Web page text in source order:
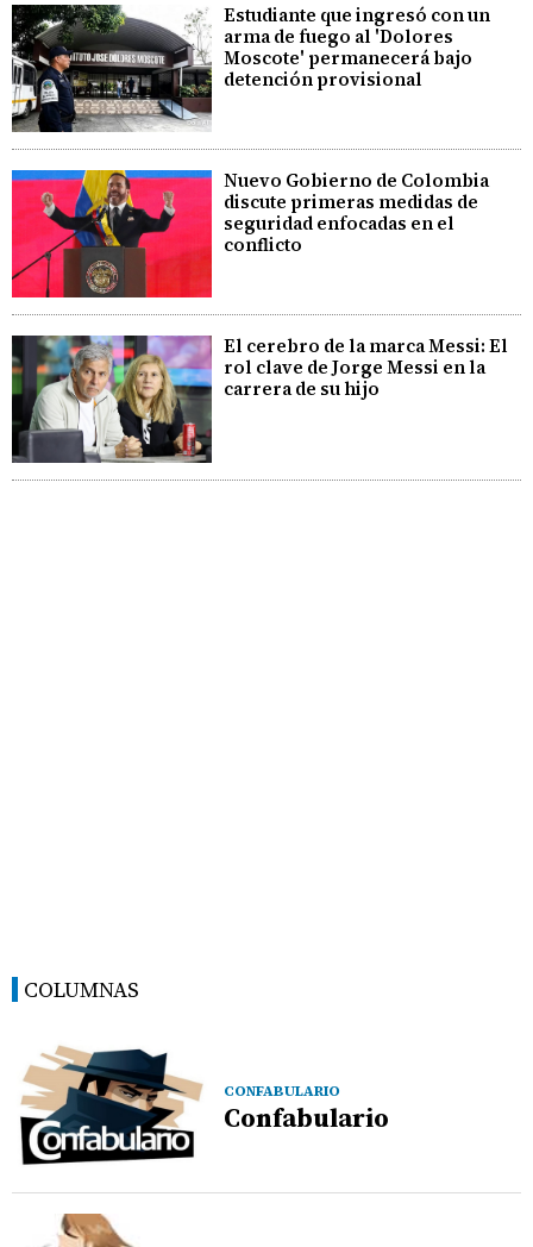
Estudiante que ingresó con un
arma de fuego al 'Dolores
Moscote' permanecerá bajo
detención provisional
Nuevo Gobierno de Colombia
discute primeras medidas de
seguridad enfocadas en el
conflicto
El cerebro de la marca Messi: El
rol clave de Jorge Messi en la
carrera de su hijo
COLUMNAS
CONFABULARIO
Confabulario